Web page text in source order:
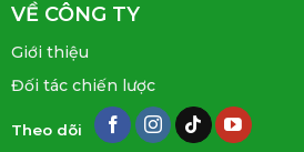
VỀ CÔNG TY
Giới thiệu
Đối tác chiến lược
Theo dõi